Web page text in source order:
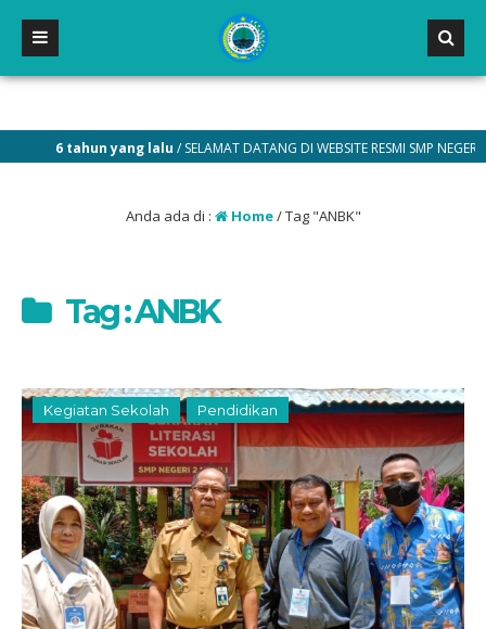
6 tahun yang lalu/ SELAMAT DATANG DI WEBSITE RESMI SMP NEGERI 2
Anda ada di : Home/Tag "ANBK"
Tag : ANBK
Kegiatan Sekolah Pendidikan